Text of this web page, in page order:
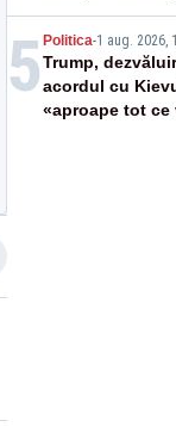
5 Politica-1 aug. 2026,
Trump,
acordul cu
«aproape tot ce